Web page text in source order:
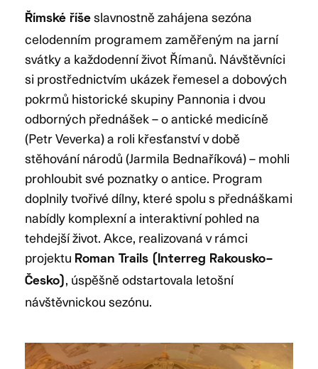
Římské říše slavnostně zahájena sezóna
celodenním programem zaměřeným na jarní
svátky a každodenní život Římanů. Návštěvníci
si prostřednictvím ukázek řemesel a dobových
pokrmů historické skupiny Pannonia i dvou
odborných přednášek – o antické medicíně
(Petr Veverka) a roli křesťanství v době
stěhování národů (Jarmila Bednaříková) – mohli
prohloubit své poznatky o antice. Program
doplnily tvořivé dílny, které spolu s přednáškami
nabídly komplexní a interaktivní pohled na
tehdejší život. Akce, realizovaná v rámci
projektu Roman Trails (Interreg Rakousko–
Česko), úspěšně odstartovala letošní
návštěvnickou sezónu.